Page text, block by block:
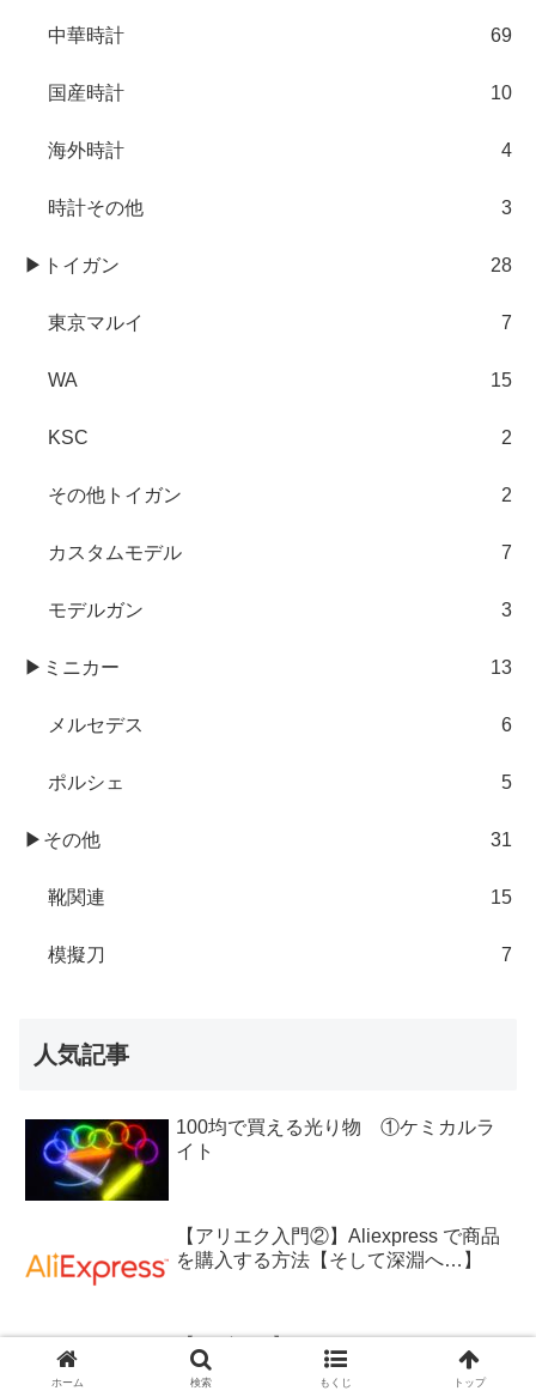
中華時計 69
国産時計 10
海外時計 4
時計その他 3
▶トイガン 28
東京マルイ 7
WA 15
KSC 2
その他トイガン 2
カスタムモデル 7
モデルガン 3
▶ミニカー 13
メルセデス 6
ポルシェ 5
▶その他 31
靴関連 15
模擬刀 7
人気記事
100均で買える光り物 ①ケミカルラ
イト
【アリエク入門②】Aliexpress で商品
を購入する方法【そして深淵へ…】
【レビュー】FUJIFILM Finepix S5 Pro
①概要
ホーム 検索 もくじ トップ